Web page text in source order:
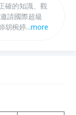
確的知識、觀
請國際超級
胡椀婷、甲組
...more